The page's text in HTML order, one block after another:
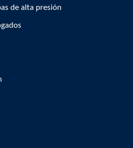
de alta presión